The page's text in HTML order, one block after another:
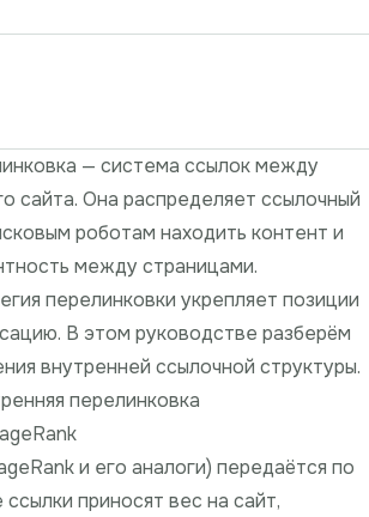
— система ссылок между
сайта. Она распределяет ссылочный
роботам находить контент и
между страницами.
перелинковки укрепляет позиции
В этом руководстве разберём
внутренней ссылочной структуры.
перелинковка
и его аналоги) передаётся по
приносят вес на сайт,